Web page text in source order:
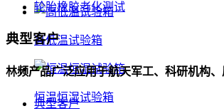
高低温试验箱
恒温恒湿试验箱
轮胎橡胶老化测试
典型客户
林频产品广泛应用于航天军工、科研机构
典型客户